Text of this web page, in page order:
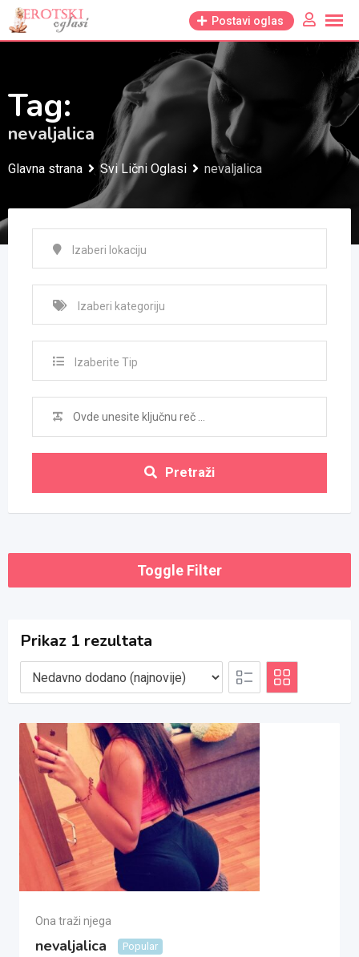
Skip
to
Postavi oglas
Tag:
nevaljalica
Glavna strana Svi Lični Oglasi nevaljalica
Izaberite Tip
Pretraži
Toggle Filter
Prikaz 1 rezultata
Ona traži njega
nevaljalica Popular